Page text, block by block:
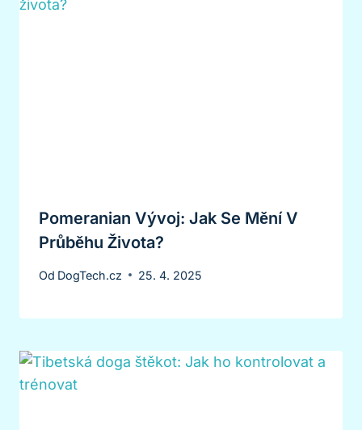
Pomeranian Vývoj: Jak Se Mění V
Průběhu Života?
Od DogTech.cz 25. 4. 2025